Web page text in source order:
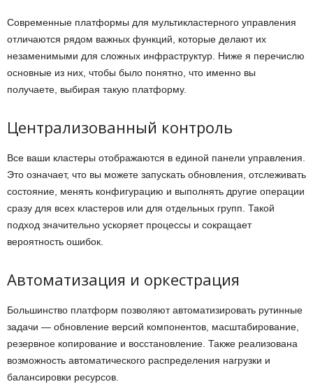
Современные платформы для мультикластерного управления
отличаются рядом важных функций, которые делают их
незаменимыми для сложных инфраструктур. Ниже я перечислю
основные из них, чтобы было понятно, что именно вы
получаете, выбирая такую платформу.
Централизованный контроль
Все ваши кластеры отображаются в единой панели управления.
Это означает, что вы можете запускать обновления, отслеживать
состояние, менять конфигурацию и выполнять другие операции
сразу для всех кластеров или для отдельных групп. Такой
подход значительно ускоряет процессы и сокращает
вероятность ошибок.
Автоматизация и оркестрация
Большинство платформ позволяют автоматизировать рутинные
задачи — обновление версий компонентов, масштабирование,
резервное копирование и восстановление. Также реализована
возможность автоматического распределения нагрузки и
балансировки ресурсов.